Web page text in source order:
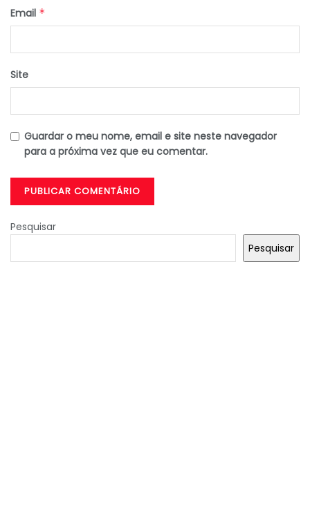
Email *
Site
Guardar o meu nome, email e site neste navegador
para a próxima vez que eu comentar.
Pesquisar
Pesquisar